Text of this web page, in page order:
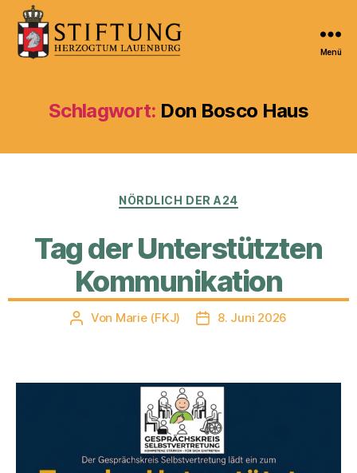
Stiftung
Herzogtum
Menü
Schlagwort: Don Bosco Haus
Kategorien
NÖRDLICH DER A24
Tag der Unterstützten
Kommunikation
Beitragsautor
Von Marie (FKJ) Veröffentlichungsdatum
8. Juni 2026